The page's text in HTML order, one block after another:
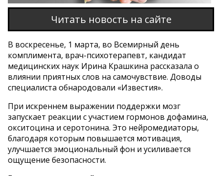
Читать новость на сайте
В воскресенье, 1 марта, во Всемирный день
комплимента, врач-психотерапевт, кандидат
медицинских наук Ирина Крашкина рассказала о
влиянии приятных слов на самочувствие. Доводы
специалиста обнародовали «Известия».
При искреннем выражении поддержки мозг
запускает реакции с участием гормонов дофамина,
окситоцина и серотонина. Это нейромедиаторы,
благодаря которым повышается мотивация,
улучшается эмоциональный фон и усиливается
ощущение безопасности.